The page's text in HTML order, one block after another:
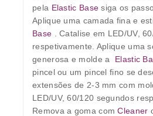
pela Elastic Base siga os
Aplique uma camada fina e
Base
. Catalise em LED/UV,
respetivamente. Aplique uma
generosa e molde a
Elastic
pincel ou um pincel fino se
extensões de 2-3 mm com
LED/UV, 60/120 segundos
Remova a goma comCleaner